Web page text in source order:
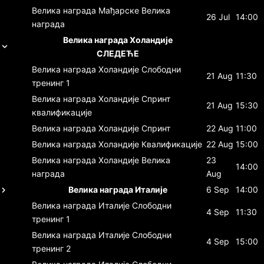
Велика награда Мађарске Велика
награда
26 Jul 14:00
Велика награда Холандије
СЛЕДЕЋЕ
Велика награда Холандије Слободни
тренинг 1
21 Aug 11:30
Велика награда Холандије Спринт
квалификације
21 Aug 15:30
Велика награда Холандије Спринт 22 Aug 11:00
Велика награда Холандије Квалификације 22 Aug 15:00
Велика награда Холандије Велика
награда
23
Aug
14:00
Велика награда Италије 6 Sep
14:00
Велика награда Италије Слободни
тренинг 1
4 Sep 11:30
Велика награда Италије Слободни
тренинг 2
4 Sep 15:00